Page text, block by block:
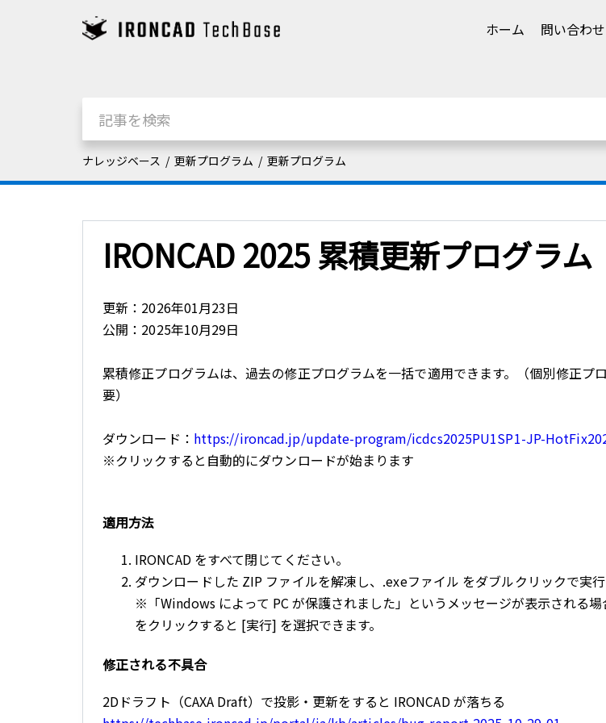
ホーム 問い合わせ
ナレッジベース 更新プログラム 更新プログラム
IRONCAD 2025 累積更新プログラム
更新：2026年01月23日
公開：2025年10月29日
累積修正プログラムは、過去の修正プログラムを一括で適用できます。（個別修正プ
要）
ダウンロード： https://ironcad.jp/update-program/icdcs2025PU1SP1-JP-
※クリックすると自動的にダウンロードが始まります
適用方法
IRONCAD をすべて閉じてください。
ダウンロードした ZIP ファイルを解凍し、.exeファイル をダブルクリックで実行
※「Windows によって PC が保護されました」というメッセージが表示される
をクリックすると [実行] を選択できます。
修正される不具合
2Dドラフト（CAXA Draft）で投影・更新をすると IRONCAD が落ちる